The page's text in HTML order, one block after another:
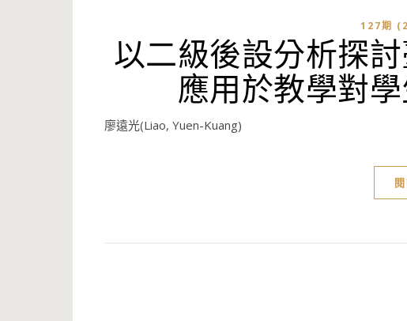
127期
以二級後設分析探
應用於教學對
廖遠光(Liao, Yuen-Kuang)